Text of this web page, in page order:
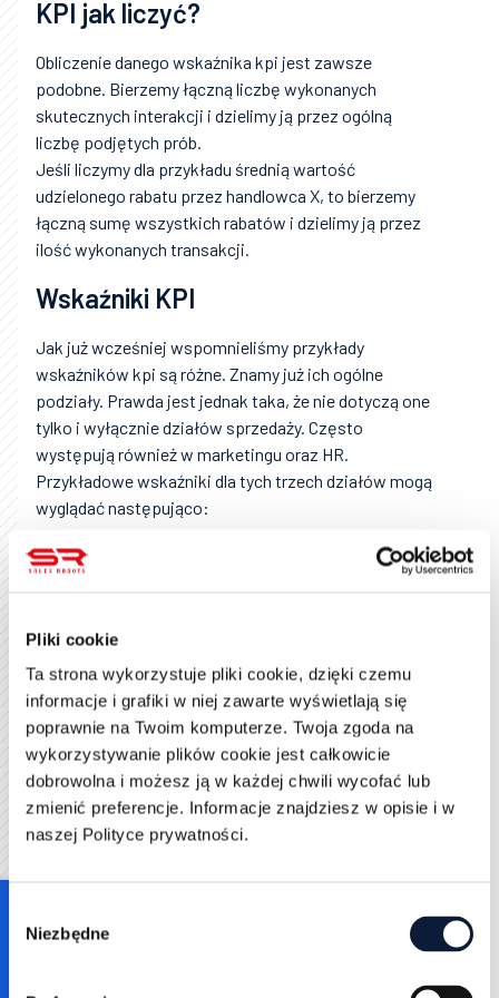
Pliki cookie
Ta strona wykorzystuje pliki cookie, dzięki czemu
informacje i grafiki w niej zawarte wyświetlają się
poprawnie na Twoim komputerze. Twoja zgoda na
wykorzystywanie plików cookie jest całkowicie
dobrowolna i możesz ją w każdej chwili wycofać lub
zmienić preferencje. Informacje znajdziesz w opisie i w
naszej Polityce prywatności.
Selection
Niezbędne
KPI jak liczyć?
Obliczenie danego wskaźnika kpi jest zawsze
podobne. Bierzemy łączną liczbę wykonanych
skutecznych interakcji i dzielimy ją przez ogólną
liczbę podjętych prób.
Jeśli liczymy dla przykładu średnią wartość
udzielonego rabatu przez handlowca X, to bierzemy
łączną sumę wszystkich rabatów i dzielimy ją przez
ilość wykonanych transakcji.
Wskaźniki KPI
Jak już wcześniej wspomnieliśmy przykłady
wskaźników kpi są różne. Znamy już ich ogólne
podziały. Prawda jest jednak taka, że nie dotyczą one
tylko i wyłącznie działów sprzedaży. Często
występują również w marketingu oraz HR.
Przykładowe wskaźniki dla tych trzech działów mogą
wyglądać następująco:
Zwiększenie liczby wykonywanych dziennie
telefonów o 2
Zmniejszenie wydatków na reklamy w Google o 5%
w oparciu o wskaźnikCPMoraz przy
wykorzystaniu planera słów kluczowych
Zwiększenie liczby użytkowników na stronie o 5%
Poprawa efektywności wstępnych rozmów
rekrutacyjnych poprzez zmniejszenie
maksymalnego czasu rozmowy do 15 minut
Raport KPI co to jest
pozwala zobaczyć związki przyczynowo skutkowe